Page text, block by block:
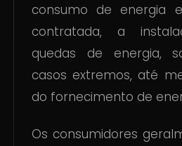
consumo de energia
contratada, a
quedas de energia,
casos extremos, até
do fornecimento de
Os consumidores